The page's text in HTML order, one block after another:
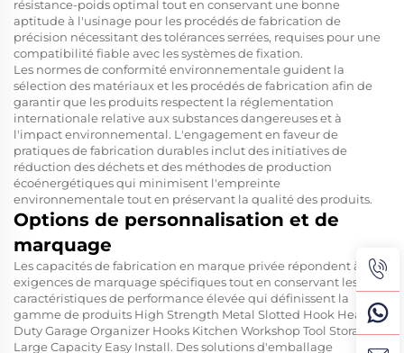
résistance-poids optimal tout en conservant une bonne
aptitude à l'usinage pour les procédés de fabrication de
précision nécessitant des tolérances serrées, requises pour une
compatibilité fiable avec les systèmes de fixation.
Les normes de conformité environnementale guident la
sélection des matériaux et les procédés de fabrication afin de
garantir que les produits respectent la réglementation
internationale relative aux substances dangereuses et à
l'impact environnemental. L'engagement en faveur de
pratiques de fabrication durables inclut des initiatives de
réduction des déchets et des méthodes de production
écoénergétiques qui minimisent l'empreinte
environnementale tout en préservant la qualité des produits.
Options de personnalisation et de
marquage
Les capacités de fabrication en marque privée répondent à des
exigences de marquage spécifiques tout en conservant les
caractéristiques de performance élevée qui définissent la
gamme de produits High Strength Metal Slotted Hook Heavy
Duty Garage Organizer Hooks Kitchen Workshop Tool Storage
Large Capacity Easy Install. Des solutions d'emballage